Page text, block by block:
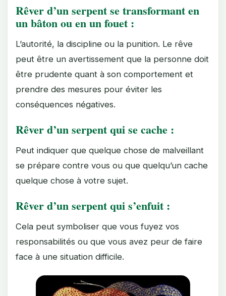
Rêver d’un serpent se transformant en
un bâton ou en un fouet :
L’autorité, la discipline ou la punition. Le rêve
peut être un avertissement que la personne doit
être prudente quant à son comportement et
prendre des mesures pour éviter les
conséquences négatives.
Rêver d’un serpent qui se cache :
Peut indiquer que quelque chose de malveillant
se prépare contre vous ou que quelqu’un cache
quelque chose à votre sujet.
Rêver d’un serpent qui s’enfuit :
Cela peut symboliser que vous fuyez vos
responsabilités ou que vous avez peur de faire
face à une situation difficile.